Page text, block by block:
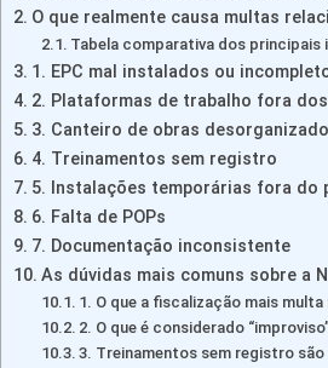
O que realmente causa multas
Tabela comparativa dos principais
1. EPC mal instalados ou
2. Plataformas de trabalho fora
3. Canteiro de obras desorganizado
4. Treinamentos sem registro
5. Instalações temporárias fora do
6. Falta de POPs
7. Documentação inconsistente
As dúvidas mais comuns sobre a
1. O que a fiscalização mais multa
2. O que é considerado
3. Treinamentos sem registro